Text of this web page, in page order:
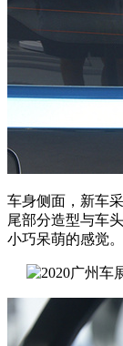
车身侧面，新车
尾部分造型与车
小巧呆萌的感觉。